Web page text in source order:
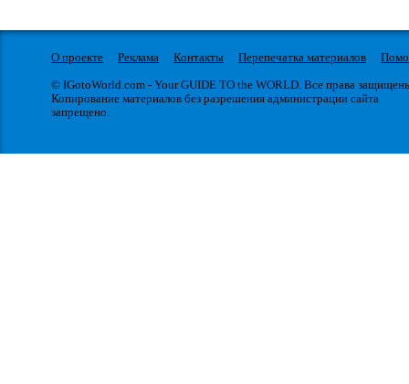
О проекте Реклама Контакты Перепечатка материалов
© IGotoWorld.com - Your GUIDE TO the WORLD. Все права
Копирование материалов без разрешения администрации сайта
запрещено.